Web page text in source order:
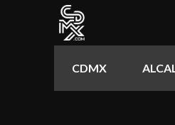
CDMX